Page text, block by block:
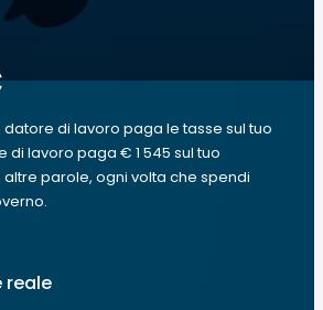
datore di lavoro paga le tasse sul tuo
di lavoro paga € 1 545 sul tuo
altre parole, ogni volta che spendi
reale